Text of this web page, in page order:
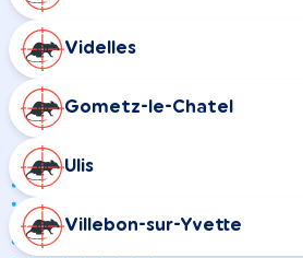
Videlles
Gometz-le-Chatel
Ulis
Villebon-sur-Yvette